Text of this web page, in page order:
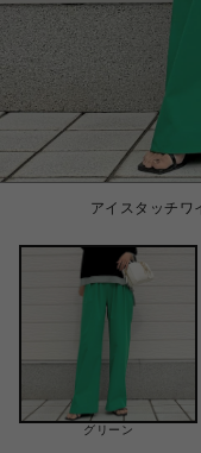
アイスタッチワ
グリーン